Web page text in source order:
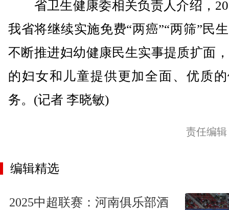
省卫生健康委相关负责人介绍，
我省将继续实施免费“两癌”“两筛”民
不断推进妇幼健康民生实事提质扩面
的妇女和儿童提供更加全面、优质
务。(记者 李晓敏)
责任编
编辑精选
2025中超联赛：河南俱乐部酒